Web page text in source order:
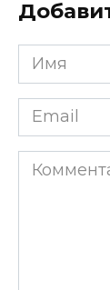
Имя
*
Email
*